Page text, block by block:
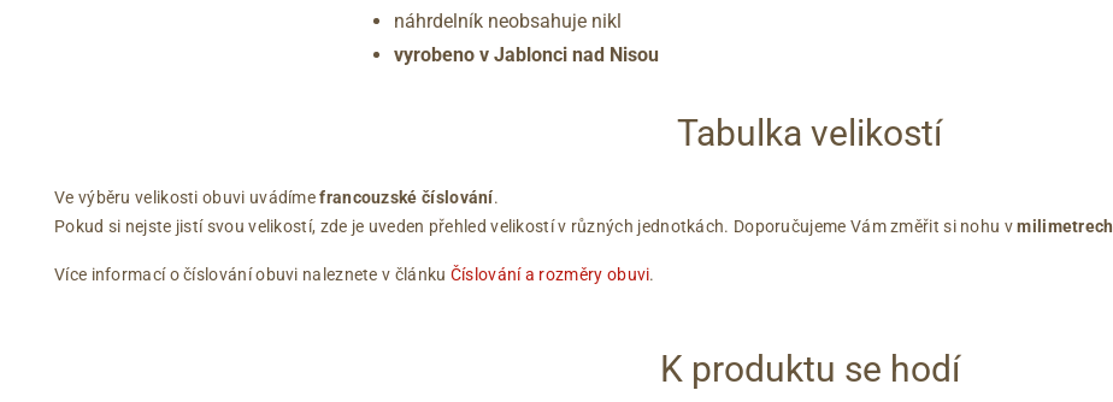
náhrdelník neobsahuje nikl
vyrobeno v Jablonci nad Nisou
Tabulka velikostí
Ve výběru velikosti obuvi uvádímefrancouzské číslování.
Pokud si nejste jistí svou velikostí, zde je uveden přehled velikostí v různých jednotkách. Doporučujeme Vám změřit si nohu vmilimetrech
Více informací o číslování obuvi naleznete v článku Číslování a rozměry obuvi.
K produktu se hodí